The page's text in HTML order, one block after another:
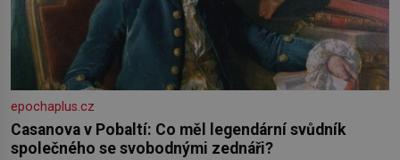
epochaplus.cz
Casanova v Pobaltí: Co měl legendární svůdník
společného se svobodnými zednáři?